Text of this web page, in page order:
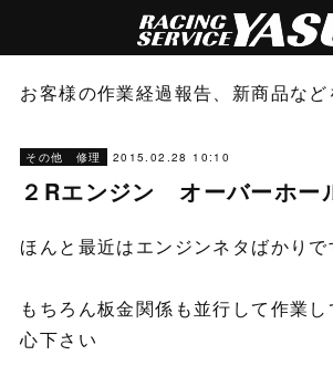
お客様の作業経過報告、新商品な
その他 修理 2015.02.28 10:10
２Rエンジン オーバーホー
ほんと最近はエンジンネタばかりで
もちろん板金関係も並行して作業
心下さい